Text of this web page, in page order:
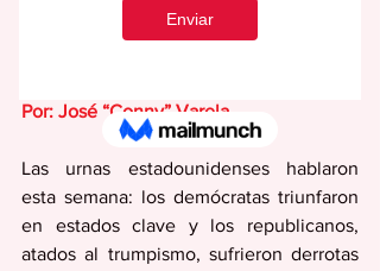
Por: José “Conny” Varela
Las urnas estadounidenses hablaron
esta semana: los demócratas triunfaron
en estados clave y los republicanos,
atados al trumpismo, sufrieron derrotas